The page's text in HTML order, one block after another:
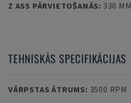
Z ASS PĀRVIETOŠANĀS: 330 MM
TEHNISKĀS SPECIFIKĀCIJAS
VĀRPSTAS ĀTRUMS: 3500 RPM